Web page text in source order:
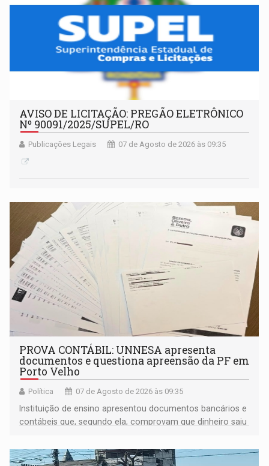
AVISO DE LICITAÇÃO: PREGÃO ELETRÔNICO
Nº 90091/2025/SUPEL/RO
Publicações Legais 07 de Agosto de 2026 às 09:35
PROVA CONTÁBIL: UNNESA apresenta
documentos e questiona apreensão da PF em
Porto Velho
Política 07 de Agosto de 2026 às 09:35
Instituição de ensino apresentou documentos bancários e
contábeis que, segundo ela, comprovam que dinheiro saiu
apreendido quando já estava dentro da sede da entidade
— em pleno ano eleitoral em Rondônia